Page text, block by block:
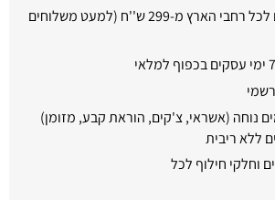
משלוחים חינם לכל רחבי הארץ מ-299 ש''ח (למעט משלוחים
נוחה (אשראי, צ'קים, הוראת קבע, מזומן)
וחלקי חילוף לכל